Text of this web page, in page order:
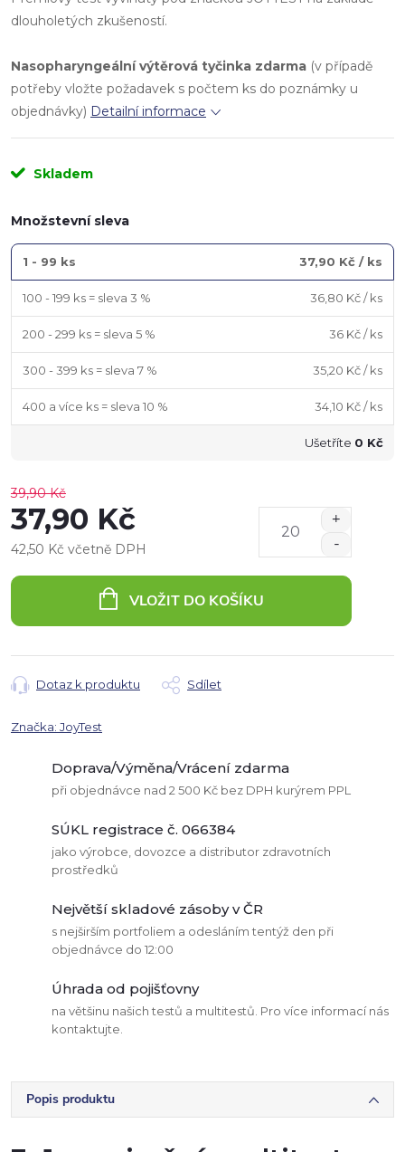
dlouholetých zkušeností.
Nasopharyngeální výtěrová tyčinka zdarma (v případě
potřeby vložte požadavek s počtem ks do poznámky u
objednávky) Detailní informace
Skladem
Množstevní sleva
1 - 99 ks 37,90 Kč / ks
100 - 199 ks = sleva 3 % 36,80 Kč/ ks
200 - 299 ks = sleva 5 % 36 Kč/ ks
300 - 399 ks = sleva 7 % 35,20 Kč/ ks
400 a více ks = sleva 10 % 34,10 Kč/ ks
Ušetříte 0 Kč
39,90 Kč
37,90 Kč
42,50 Kč včetně DPH
VLOŽIT DO KOŠÍKU
Dotaz k produktu Sdílet
Značka: JoyTest
Doprava/Výměna/Vrácení zdarma
při objednávce nad 2 500 Kč bez DPH kurýrem PPL
SÚKL registrace č. 066384
jako výrobce, dovozce a distributor zdravotních
prostředků
Největší skladové zásoby v ČR
s nejširším portfoliem a odesláním tentýž den při
objednávce do 12:00
Úhrada od pojišťovny
na většinu našich testů a multitestů. Pro více informací nás
kontaktujte.
Popis produktu